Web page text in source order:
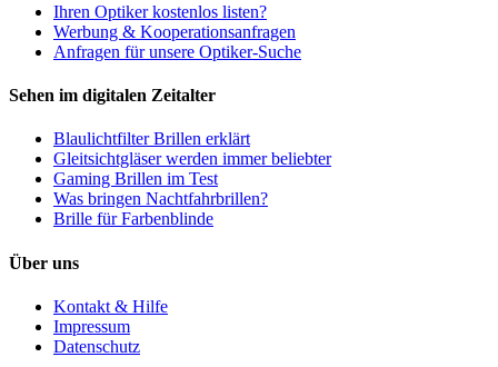
Ihren Optiker kostenlos listen?
Werbung & Kooperationsanfragen
Anfragen für unsere Optiker-Suche
Sehen im digitalen Zeitalter
Blaulichtfilter Brillen erklärt
Gleitsichtgläser werden immer beliebter
Gaming Brillen im Test
Was bringen Nachtfahrbrillen?
Brille für Farbenblinde
Über uns
Kontakt & Hilfe
Impressum
Datenschutz